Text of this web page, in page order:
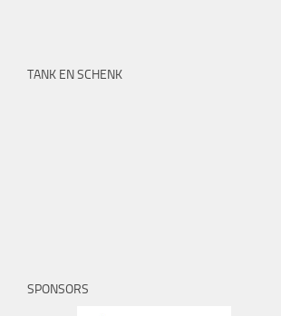
TANK EN SCHENK
SPONSORS